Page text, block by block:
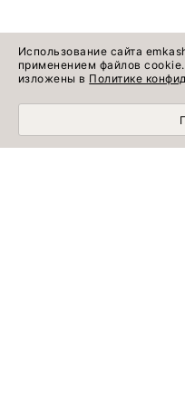
Использование сайта
применением файлов
изложены в Политике